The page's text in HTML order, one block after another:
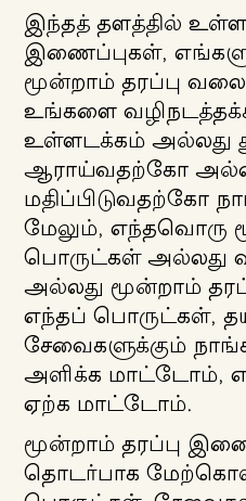
இந்தத் தளத்தில் உள்ள
இணைப்புகள்,
மூன்றாம் தரப்பு
உங்களை
உள்ளடக்கம் அல்லது
ஆராய்வதற்கோ
மதிப்பிடுவதற்கோ
மேலும், எந்தவொரு
பொருட்கள் அல்லது
அல்லது மூன்றாம்
எந்தப் பொருட்கள்,
சேவைகளுக்கும்
அளிக்க மாட்டோம்,
ஏற்க மாட்டோம்.
மூன்றாம் தரப்பு
தொடர்பாக